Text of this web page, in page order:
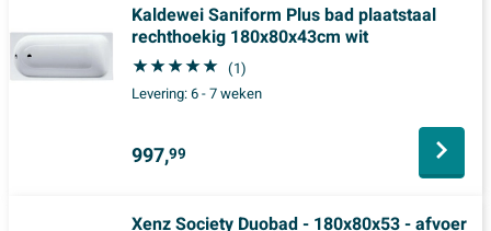
Kaldewei Saniform Plus bad plaatstaal
rechthoekig 180x80x43cm wit
(1)
Levering:6 - 7 weken
997,99
Xenz Society Duobad - 180x80x53 - afvoer